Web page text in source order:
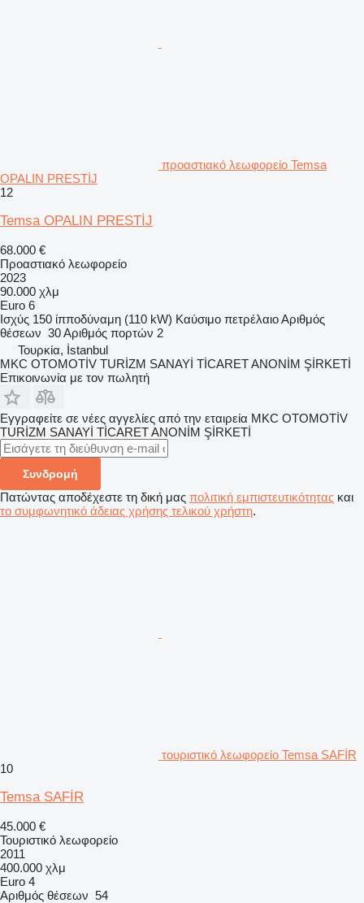
προαστιακό λεωφορείο Temsa
OPALIN PRESTİJ
12
Temsa OPALIN PRESTİJ
68.000 €
Προαστιακό λεωφορείο
2023
90.000 χλμ
Euro 6
Ισχύς 150 ίπποδύναμη (110 kW) Καύσιμο πετρέλαιοΑριθμός
θέσεων 30Αριθμός πορτών 2
Τουρκία, İstanbul
MKC OTOMOTİV TURİZM SANAYİ TİCARET ANONİM ŞİRKETİ
Επικοινωνία με τον πωλητή
Εγγραφείτε σε νέες αγγελίες από την εταιρεία MKC OTOMOTİV
TURİZM SANAYİ TİCARET ANONİM ŞİRKETİ
Συνδρομή
Πατώντας αποδέχεστε τη δική μας πολιτική εμπιστευτικότητας και
το συμφωνητικό άδειας χρήσης τελικού χρήστη.
τουριστικό λεωφορείο Temsa SAFİR
10
Temsa SAFİR
45.000 €
Τουριστικό λεωφορείο
2011
400.000 χλμ
Euro 4
Αριθμός θέσεων 54